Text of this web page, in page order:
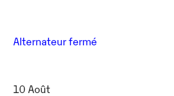
Alternateur fermé
10 Août